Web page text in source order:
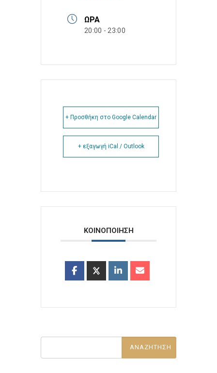
ΏΡΑ
20:00 - 23:00
+ Προσθήκη στο Google Calendar
+ εξαγωγή iCal / Outlook
ΚΟΙΝΟΠΟΙΗΣΗ